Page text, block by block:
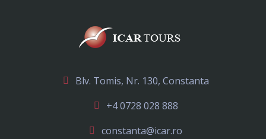
Blv. Tomis, Nr. 130, Constanta
+4 0728 028 888
constanta@icar.ro